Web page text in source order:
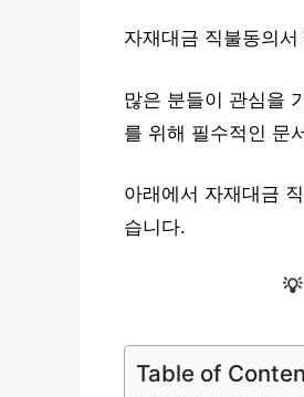
자재대금 직불동의
많은 분들이 관심을
를 위해 필수적인 문
아래에서 자재대금
습니다.
💡
Table of